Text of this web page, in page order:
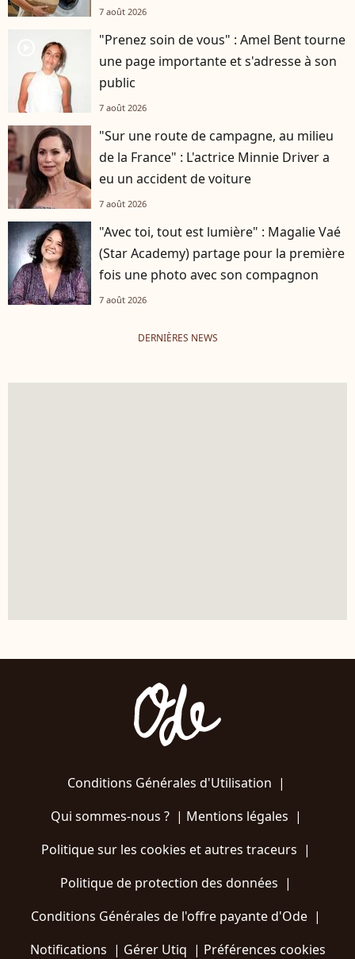
7 août 2026
"Prenez soin de vous" : Amel Bent tourne
une page importante et s'adresse à son
public
7 août 2026
"Sur une route de campagne, au milieu
de la France" : L'actrice Minnie Driver a
eu un accident de voiture
7 août 2026
"Avec toi, tout est lumière" : Magalie Vaé
(Star Academy) partage pour la première
fois une photo avec son compagnon
7 août 2026
DERNIÈRES NEWS
Conditions Générales d'Utilisation |
Qui sommes-nous ?| Mentions légales |
Politique sur les cookies et autres traceurs |
Politique de protection des données |
Conditions Générales de l'offre payante d'Ode |
Notifications | Gérer Utiq | Préférences cookies